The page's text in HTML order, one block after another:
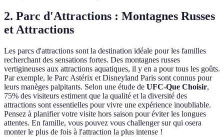
2. Parc d'Attractions : Montagnes Russes
et Attractions
Les parcs d'attractions sont la destination idéale pour les familles
recherchant des sensations fortes. Des montagnes russes
vertigineuses aux attractions aquatiques, il y en a pour tous les goûts.
Par exemple, le Parc Astérix et Disneyland Paris sont connus pour
leurs manèges palpitants. Selon une étude de UFC-Que Choisir,
75% des visiteurs estiment que la qualité et la diversité des
attractions sont essentielles pour vivre une expérience inoubliable.
Pensez à planifier votre visite hors saison pour éviter les longues
attentes. En famille, vous pouvez vous challenger sur qui osera
monter le plus de fois à l'attraction la plus intense !